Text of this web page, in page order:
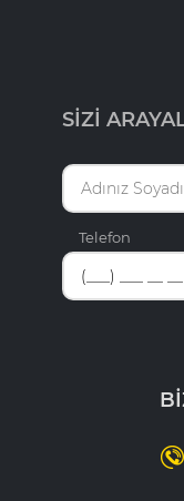
SİZİ
Telefon